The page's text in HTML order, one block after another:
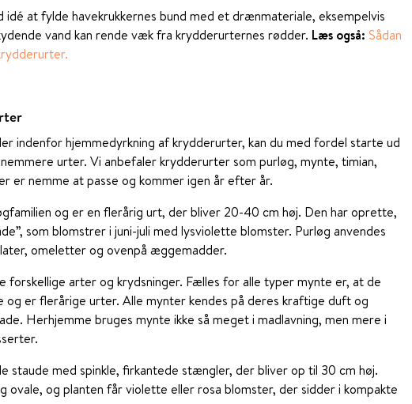
at fylde havekrukkernes bund med et drænmateriale, eksempelvis
vand kan rende væk fra krydderurternes rødder. Læs også: Sådan
indenfor hjemmedyrkning af krydderurter, kan du med fordel starte ud
urter. Vi anbefaler krydderurter som purløg, mynte, timian,
er nemme at passe og kommer igen år efter år.
og er en flerårig urt, der bliver 20-40 cm høj. Den har oprette,
som blomstrer i juni-juli med lysviolette blomster. Purløg anvendes
omeletter og ovenpå æggemadder.
forskellige arter og krydsninger. Fælles for alle typer mynte er, at de
og er flerårige urter. Alle mynter kendes på deres kraftige duft og
Herhjemme bruges mynte ikke så meget i madlavning, men mere i
staude med spinkle, firkantede stængler, der bliver op til 30 cm høj.
ovale, og planten får violette eller rosa blomster, der sidder i kompakte